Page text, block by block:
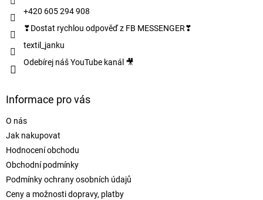
+420 605 294 908
❣Dostat rychlou odpověď z FB MESSENGER❣
textil_janku
Odebírej náš YouTube kanál 🎥
Informace pro vás
O nás
Jak nakupovat
Hodnocení obchodu
Obchodní podmínky
Podmínky ochrany osobních údajů
Ceny a možnosti dopravy, platby